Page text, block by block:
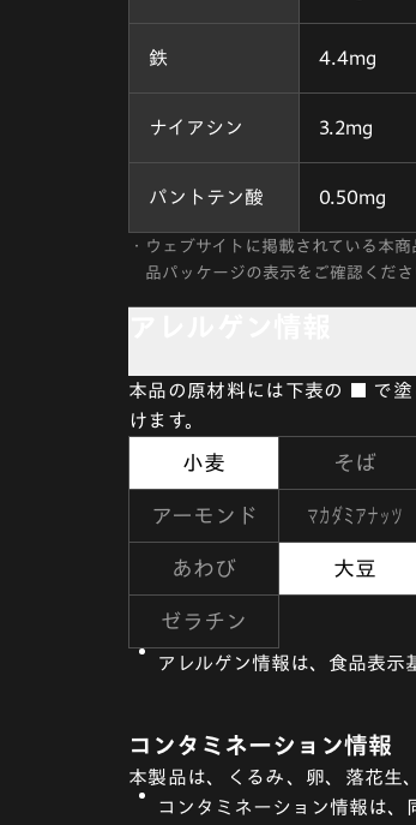
鉄 4.4mg
ナイアシン 3.2mg
パントテン酸 0.50mg
・ ウェブサイトに掲載されている本
品パッケージの表示をご確認くださ
本品の原材料には下表の ■ で塗
けます。
小麦 そば
アーモンド マカダミアナッツ
あわび 大豆
ゼラチン
アレルゲン情報は、食品表示
コンタミネーション情報
本製品は、くるみ、卵、落花生
コンタミネーション情報は